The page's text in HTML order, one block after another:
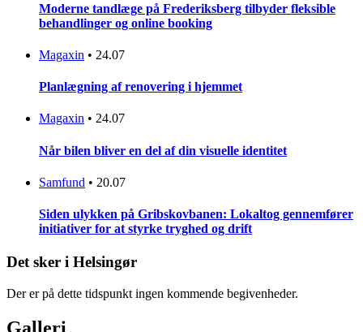
Moderne tandlæge på Frederiksberg tilbyder fleksible
behandlinger og online booking
Magaxin • 24.07
Planlægning af renovering i hjemmet
Magaxin • 24.07
Når bilen bliver en del af din visuelle identitet
Samfund • 20.07
Siden ulykken på Gribskovbanen: Lokaltog gennemfører
initiativer for at styrke tryghed og drift
Det sker i Helsingør
Der er på dette tidspunkt ingen kommende begivenheder.